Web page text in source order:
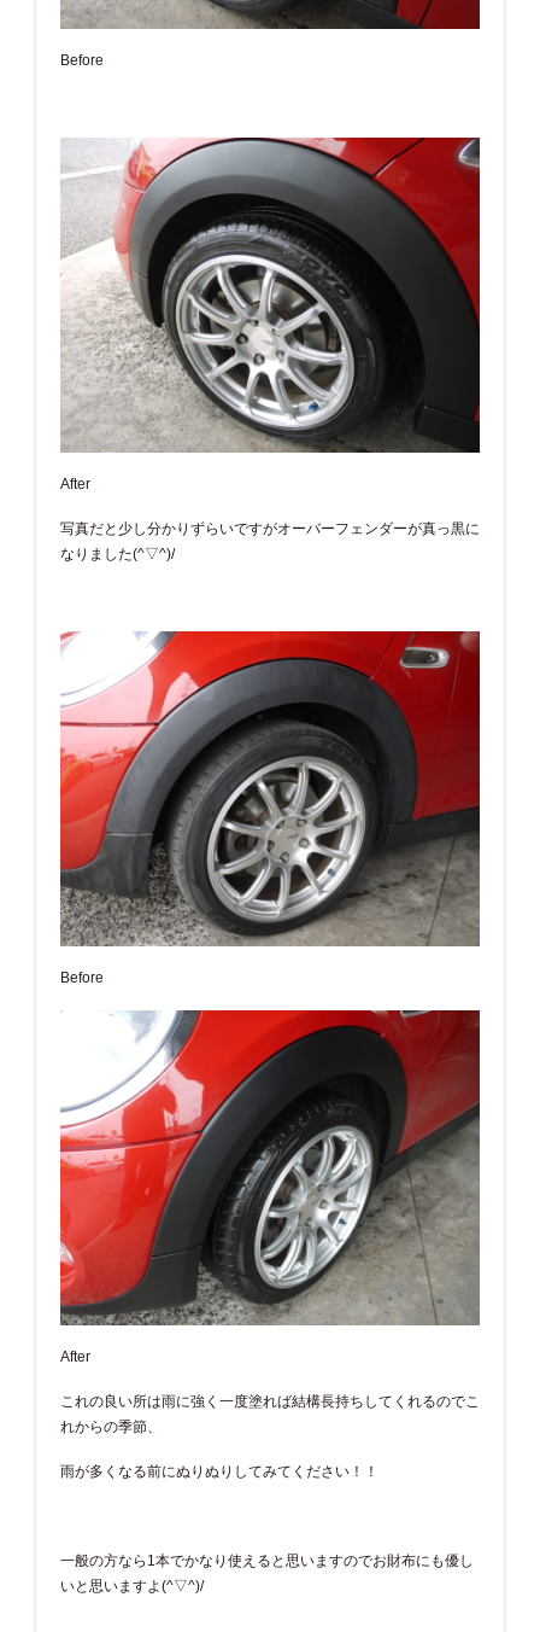
Before
After
写真だと少し分かりずらいですがオーバーフェンダーが真っ黒に
なりました(^▽^)/
Before
After
これの良い所は雨に強く一度塗れば結構長持ちしてくれるのでこ
れからの季節、
雨が多くなる前にぬりぬりしてみてください！！
一般の方なら1本でかなり使えると思いますのでお財布にも優し
いと思いますよ(^▽^)/